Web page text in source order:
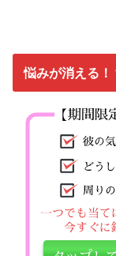
悩みが消える